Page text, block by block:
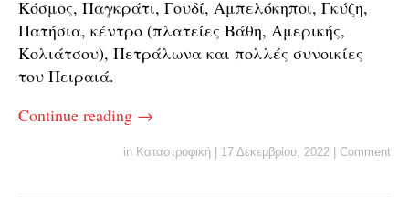
Κόσμος, Παγκράτι, Γουδί, Αμπελόκηποι, Γκύζη,
Πατήσια, κέντρο (πλατείες Βάθη, Αμερικής,
Κολιάτσου), Πετράλωνα και πολλές συνοικίες
του Πειραιά.
Continue reading →
in Καταστροφική 17 Δεκεμβρίου, 2022 Comment